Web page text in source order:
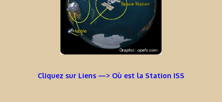
Cliquez sur Liens —> Où est la Station ISS